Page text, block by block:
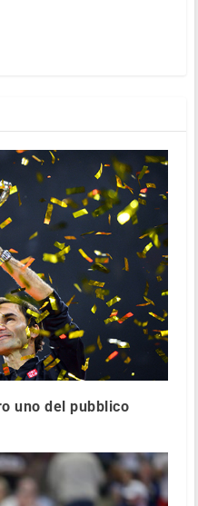
uno del pubblico